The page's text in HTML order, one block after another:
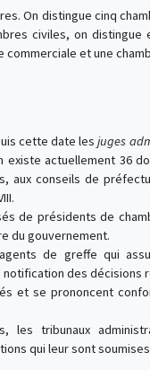
On distingue cinq
civiles, on
et une
cette date lesjuges
existe actuellement 36
aux conseils de
de présidents de
du gouvernement.
de greffe qui
des décisions
et se prononcent
les tribunaux
qui leur sont